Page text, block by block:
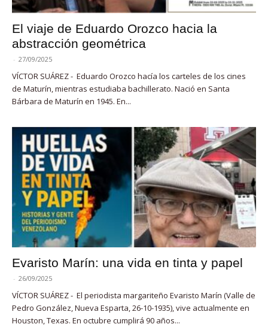
El viaje de Eduardo Orozco hacia la
abstracción geométrica
- 27/09/2025
VÍCTOR SUÁREZ - Eduardo Orozco hacía los carteles de los cines
de Maturín, mientras estudiaba bachillerato. Nació en Santa
Bárbara de Maturín en 1945. En...
Evaristo Marín: una vida en tinta y papel
- 26/09/2025
VÍCTOR SUÁREZ - El periodista margariteño Evaristo Marín (Valle de
Pedro González, Nueva Esparta, 26-10-1935), vive actualmente en
Houston, Texas. En octubre cumplirá 90 años...